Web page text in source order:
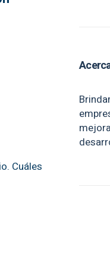
Cuáles